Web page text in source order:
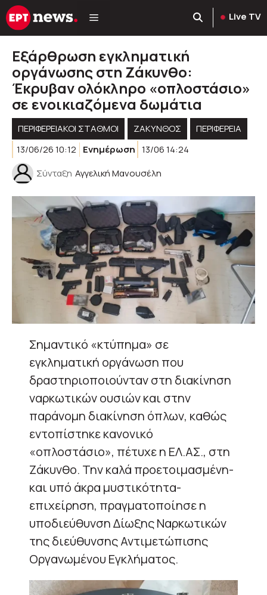
Μετάβαση
σε
Live TV
Εξάρθρωση εγκληματική
οργάνωσης στη Ζάκυνθο:
Έκρυβαν ολόκληρο «οπλοστάσιο»
σε ενοικιαζόμενα δωμάτια
ΠΕΡΙΦΕΡΕΙΑΚΟΊ ΣΤΑΘΜΟΊ ΖΑΚΥΝΘΟΣ
ΠΕΡΙΦΈΡΕΙΑ
13/06/26 10:12
Ενημέρωση 13/06 14:24
Σύνταξη Αγγελική Μανουσέλη
Σημαντικό «κτύπημα» σε
εγκληματική οργάνωση που
δραστηριοποιούνταν στη διακίνηση
ναρκωτικών ουσιών και στην
παράνομη διακίνηση όπλων, καθώς
εντοπίστηκε κανονικό
«οπλοστάσιο», πέτυχε η ΕΛ.ΑΣ., στη
Ζάκυνθο. Την καλά προετοιμασμένη-
και υπό άκρα μυστικότητα-
επιχείρηση, πραγματοποίησε η
υποδιεύθυνση Δίωξης Ναρκωτικών
της διεύθυνσης Αντιμετώπισης
Οργανωμένου Εγκλήματος.